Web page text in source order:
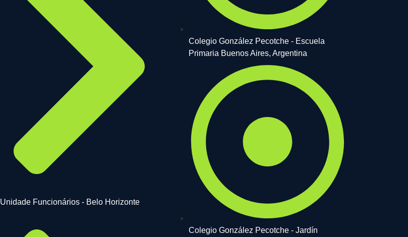
Unidade Funcionários - Belo Horizonte
Colegio González Pecotche - Escuela
Primaria Buenos Aires, Argentina
Colegio González Pecotche - Jardín